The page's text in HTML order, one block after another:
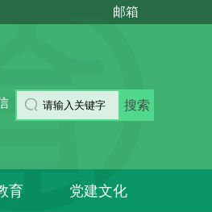
邮箱
搜索
育 党建文化